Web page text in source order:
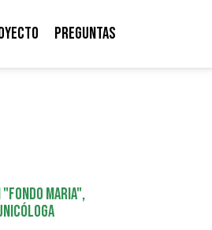
Preguntas
MARIA",